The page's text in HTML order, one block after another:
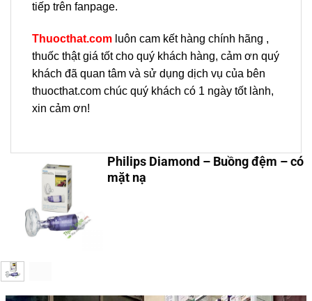
tiếp trên fanpage.
Thuocthat.com luôn cam kết hàng chính hãng ,
thuốc thật giá tốt cho quý khách hàng, cảm ơn quý
khách đã quan tâm và sử dụng dịch vụ của bên
thuocthat.com chúc quý khách có 1 ngày tốt lành,
xin cảm ơn!
Philips Diamond – Buồng đệm – có
mặt nạ